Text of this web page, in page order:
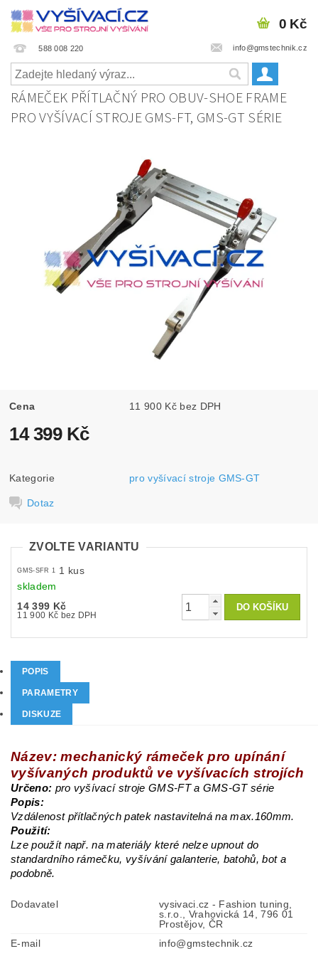
588 008 220 info@gmstechnik.cz
0 Kč
RÁMEČEK PŘÍTLAČNÝ PRO OBUV-SHOE FRAME
PRO VYŠÍVACÍ STROJE GMS-FT, GMS-GT SÉRIE
Cena 11 900 Kč bez DPH
14 399 Kč
Kategorie pro vyšívací stroje GMS-GT
Dotaz
ZVOLTE VARIANTU
GMS-SFR 1 1 kus
skladem
14 399 Kč
11 900 Kč bez DPH
POPIS
PARAMETRY
DISKUZE
Název: mechanický rámeček pro upínání
vyšívaných produktů ve vyšívacích strojích
Určeno: pro vyšívací stroje GMS-FT a GMS-GT série
Popis:
Vzdálenost přítlačných patek nastavitelná na max.160mm.
Použití:
Lze použít např. na materiály které nelze upnout do
standardního rámečku, vyšívání galanterie, batohů, bot a
podobně.
Dodavatel
vysivaci.cz - Fashion tuning,
s.r.o., Vrahovická 14, 796 01
Prostějov, ČR
E-mail
info@gmstechnik.cz